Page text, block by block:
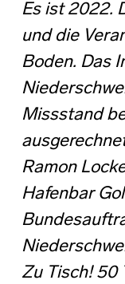
Es ist 2022.
und die
Boden. Das
Missstand
Ramon
Hafenbar
Zu Tisch! 50